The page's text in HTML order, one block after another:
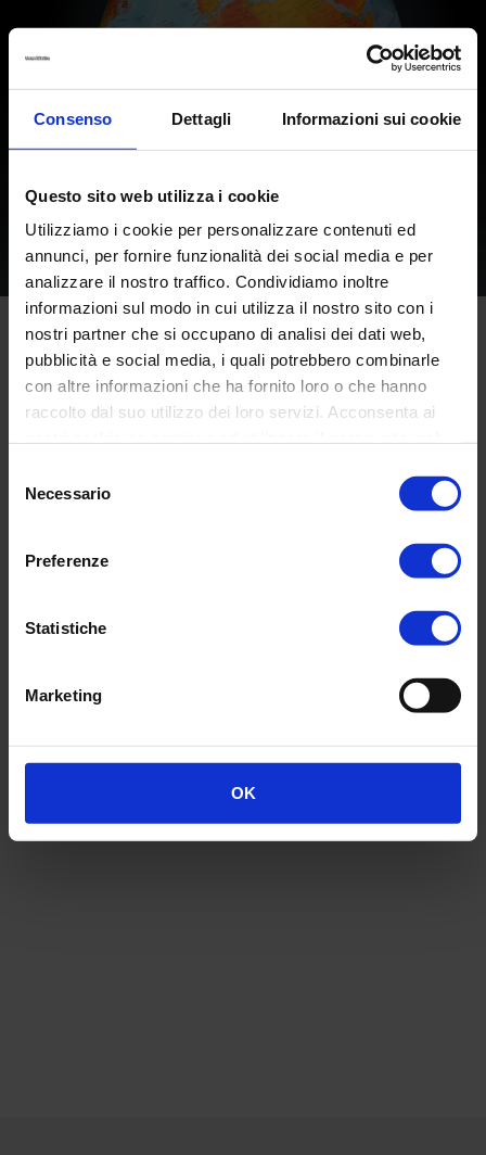
Consenso Dettagli Informazioni sui cookie
Questo sito web utilizza i cookie
Utilizziamo i cookie per personalizzare contenuti ed
annunci, per fornire funzionalità dei social media e per
analizzare il nostro traffico. Condividiamo inoltre
informazioni sul modo in cui utilizza il nostro sito con i
nostri partner che si occupano di analisi dei dati web,
pubblicità e social media, i quali potrebbero combinarle
con altre informazioni che ha fornito loro o che hanno
raccolto dal suo utilizzo dei loro servizi. Acconsenta ai
delNecessario
Preferenze
Statistiche
Marketing
OK
Moderna eleganza
VAI ALLA SCHEDA
TUTTI I MAPPAMONDI LUMINOSI